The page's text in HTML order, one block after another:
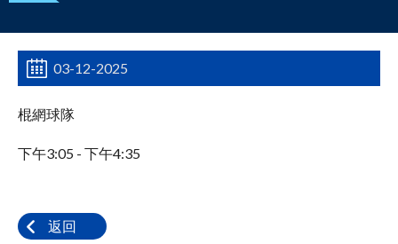
03-12-2025
棍網球隊
下午3:05 - 下午4:35
返回